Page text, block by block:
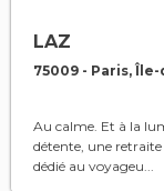
LAZ
75009 - Paris,
Au calme. Et à la
détente, une retraite
dédié au voyageu...